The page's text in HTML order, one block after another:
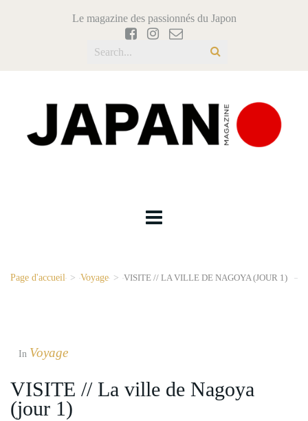
Le magazine des passionnés du Japon
Page d'accueil > Voyage > VISITE // LA VILLE DE NAGOYA (JOUR 1)
In Voyage
VISITE // La ville de Nagoya
(jour 1)